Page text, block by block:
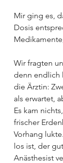
Mir ging es,
Dosis
Wir fragten
denn endlich
die Ärztin:
als erwartet,
Es kam
frischer
Vorhang
los ist, der
Anästhesist